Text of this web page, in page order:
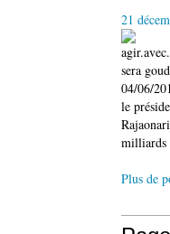
21
sera
04/06/
le
milliards
Plus de